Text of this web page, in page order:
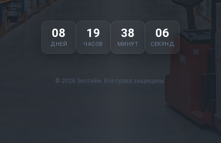
08
ДНЕЙ
19
ЧАСОВ
38
МИНУТ
06
СЕКУНД
© 2026 Экотайм. Все права защищены.